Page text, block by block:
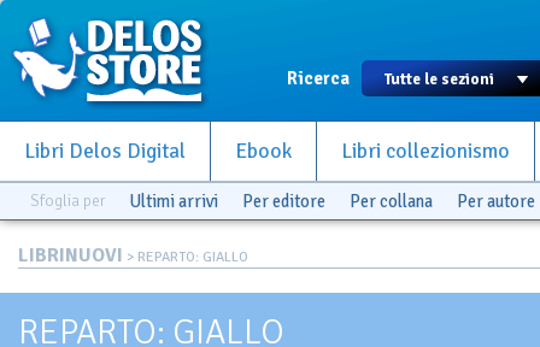
Ricerca
Libri Delos Digital Ebook Libri collezionismo
Sfoglia per Ultimi arrivi Per editore Per collana Per autore
LIBRINUOVI > REPARTO: GIALLO
REPARTO: GIALLO